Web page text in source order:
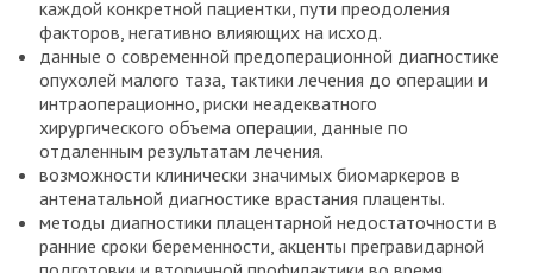
каждой конкретной пациентки, пути преодоления
факторов, негативно влияющих на исход.
данные о современной предоперационной диагностике
опухолей малого таза, тактики лечения до операции и
интраоперационно, риски неадекватного
хирургического объема операции, данные по
отдаленным результатам лечения.
возможности клинически значимых биомаркеров в
антенатальной диагностике врастания плаценты.
методы диагностики плацентарной недостаточности в
ранние сроки беременности, акценты прегравидарной